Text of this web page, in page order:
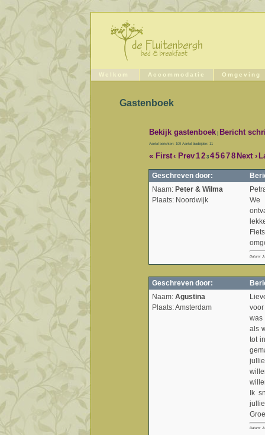
Welkom Accommodatie Omgeving
Gastenboek
Bekijk gastenboek| Bericht
Aantal berichten: 109 Aantal bladzijden: 11
« First‹ Prev12 3 45678 Next ›
Geschreven door:
Naam: Peter & Wilma
Plaats: Noordwijk
We
Datum:
Geschreven door:
Naam: Agustina
Plaats: Amsterdam
was
als
tot
Ik
Datum: